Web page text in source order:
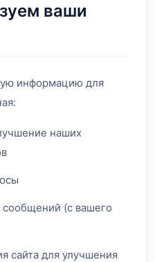
ваши
информацию для
наших
(с вашего
сайта для улучшения